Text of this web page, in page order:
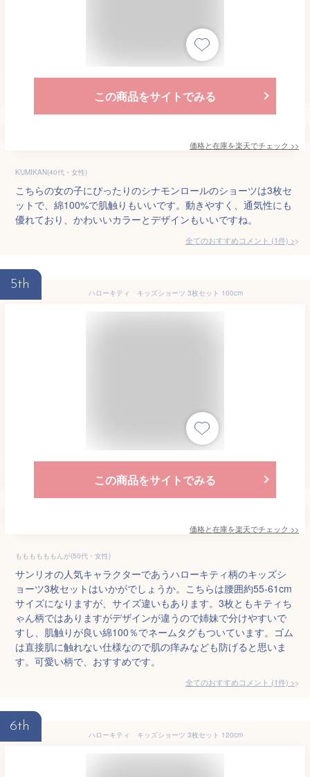
この商品をサイトでみる
価格と在庫を楽天でチェック >>
KUMIKAN(40代・女性)
こちらの女の子にぴったりのシナモンロールのショーツは3枚セ
ットで、綿100%で肌触りもいいです。動きやすく、通気性にも
優れており、かわいいカラーとデザインもいいですね。
全てのおすすめコメント (1件) >
5th
ハローキティ キッズショーツ 3枚セット 100cm
この商品をサイトでみる
価格と在庫を楽天でチェック >>
ももももももんが(50代・女性)
サンリオの人気キャラクターであうハローキティ柄のキッズシ
ョーツ3枚セットはいかがでしょうか。こちらは腰囲約55-61cm
サイズになりますが、サイズ違いもあります。3枚ともキティち
ゃん柄ではありますがデザインが違うので姉妹で分けやすいで
すし、肌触りが良い綿100％でネームタグもついています。ゴム
は直接肌に触れない仕様なので肌の痒みなども防げると思いま
す。可愛い柄で、おすすめです。
全てのおすすめコメント (1件) >
6th
ハローキティ キッズショーツ 3枚セット 120cm